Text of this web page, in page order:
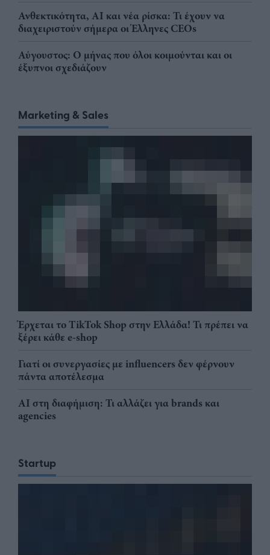
Ανθεκτικότητα, AI και νέα ρίσκα: Τι έχουν να
διαχειριστούν σήμερα οι Έλληνες CEOs
Αύγουστος: Ο μήνας που όλοι κοιμούνται και οι
έξυπνοι σχεδιάζουν
Marketing & Sales
Έρχεται το TikTok Shop στην Ελλάδα! Τι πρέπει να
ξέρει κάθε e-shop
Γιατί οι συνεργασίες με influencers δεν φέρνουν
πάντα αποτέλεσμα
AI στη διαφήμιση: Τι αλλάζει για brands και
agencies
Startup